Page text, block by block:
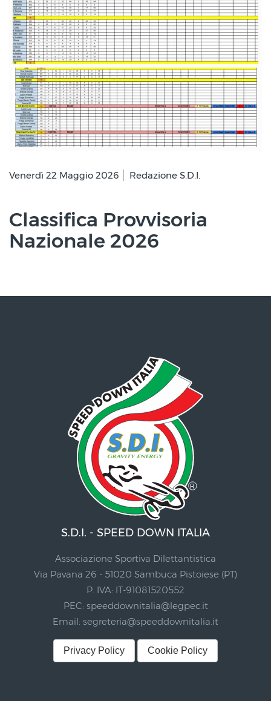
Venerdì 22 Maggio 2026 Redazione S.D.I.
Classifica Provvisoria
Nazionale 2026
S.D.I. - SPEED DOWN ITALIA
Associazione Sportiva Dilettantistica
Via Pavana 26 - 51020 Sambuca Pistoiese (PT)
P. IVA: IT-91081520552
PEC: speeddownitalia@legpec.it
Email: segreteria@speeddownitalia.it
Privacy Policy Cookie Policy